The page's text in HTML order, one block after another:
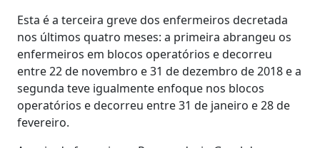
Esta é a terceira greve dos enfermeiros decretada
nos últimos quatro meses: a primeira abrangeu os
enfermeiros em blocos operatórios e decorreu
entre 22 de novembro e 31 de dezembro de 2018 e a
segunda teve igualmente enfoque nos blocos
operatórios e decorreu entre 31 de janeiro e 28 de
fevereiro.